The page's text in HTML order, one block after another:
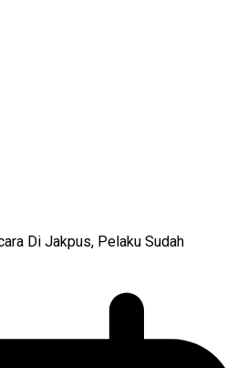
Di Jakpus, Pelaku Sudah